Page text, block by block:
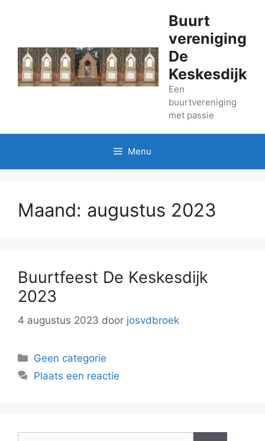
inhoud
Buurt
vereniging
De
Keskesdijk
Een
buurtvereniging
met passie
Menu
Maand: augustus 2023
Buurtfeest De Keskesdijk
2023
4 augustus 2023 door josvdbroek
Categorieën
Geen categorie
Plaats een reactie